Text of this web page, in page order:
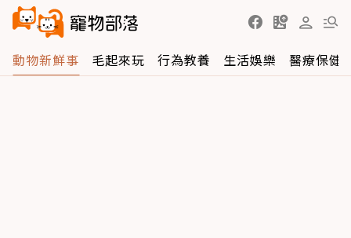
動物新鮮事 毛起來玩 行為教養 生活娛樂 醫療保健